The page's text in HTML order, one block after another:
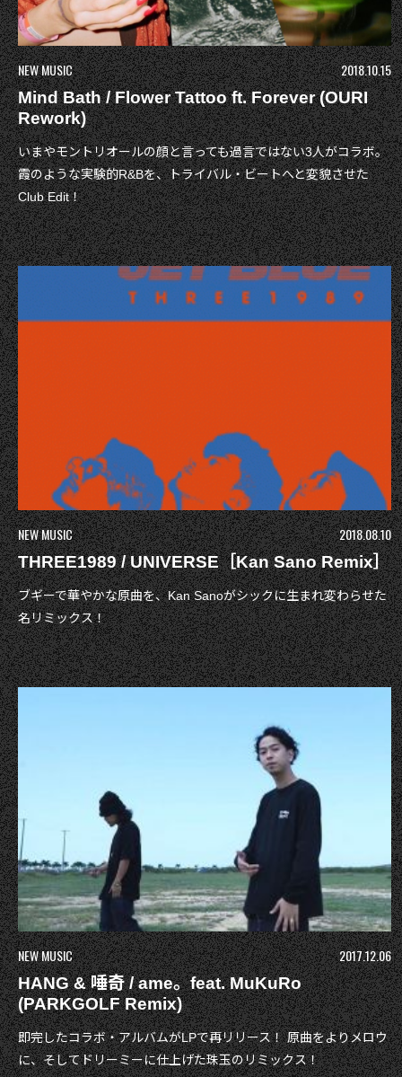
NEW MUSIC
2018.10.15
Mind Bath / Flower Tattoo ft. Forever (OURI
Rework)
いまやモントリオールの顔と言っても過言ではない3人がコラボ。
霞のような実験的R&Bを、トライバル・ビートへと変貌させた
Club Edit！
NEW MUSIC
2018.08.10
THREE1989 / UNIVERSE［Kan Sano Remix］
ブギーで華やかな原曲を、Kan Sanoがシックに生まれ変わらせた
名リミックス！
NEW MUSIC
2017.12.06
HANG & 唾奇 / ame。feat. MuKuRo
(PARKGOLF Remix)
即完したコラボ・アルバムがLPで再リリース！ 原曲をよりメロウ
に、そしてドリーミーに仕上げた珠玉のリミックス！